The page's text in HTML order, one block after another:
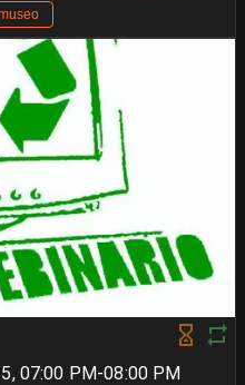
07:00 PM-08:00 PM